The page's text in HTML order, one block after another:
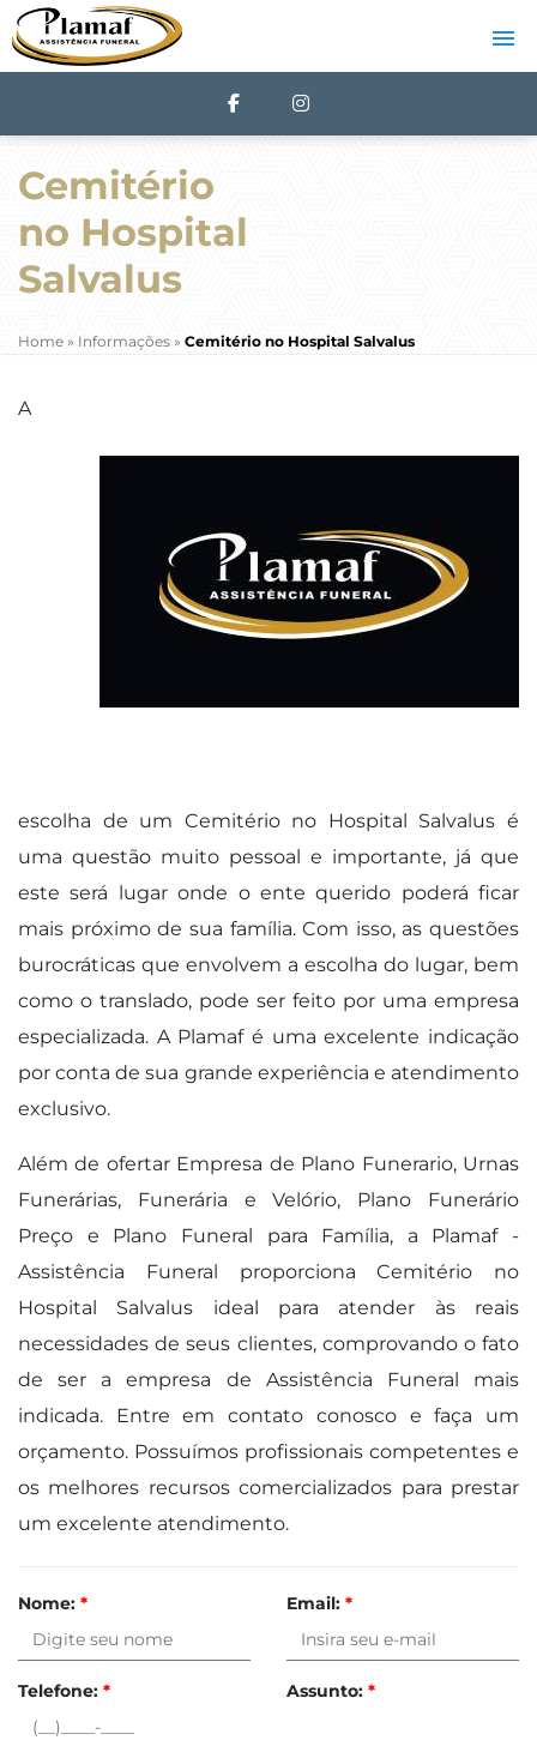
Cemitério
no Hospital
Salvalus
Home » Informações » Cemitério no Hospital Salvalus
A
escolha de um Cemitério no Hospital Salvalus é
uma questão muito pessoal e importante, já que
este será lugar onde o ente querido poderá ficar
mais próximo de sua família. Com isso, as questões
burocráticas que envolvem a escolha do lugar, bem
como o translado, pode ser feito por uma empresa
especializada. A Plamaf é uma excelente indicação
por conta de sua grande experiência e atendimento
exclusivo.
Além de ofertar Empresa de Plano Funerario, Urnas
Funerárias, Funerária e Velório, Plano Funerário
Preço e Plano Funeral para Família, a Plamaf -
Assistência Funeral proporciona Cemitério no
Hospital Salvalus ideal para atender às reais
necessidades de seus clientes, comprovando o fato
de ser a empresa de Assistência Funeral mais
indicada. Entre em contato conosco e faça um
orçamento. Possuímos profissionais competentes e
os melhores recursos comercializados para prestar
um excelente atendimento.
Nome: * Email: *
Telefone: * Assunto: *